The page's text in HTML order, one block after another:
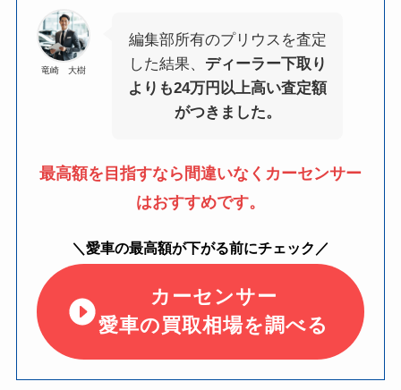
竜崎 大樹
編集部所有のプリウスを査定
した結果、 ディーラー下取り
よりも24万円以上高い査定額
がつきました。
最高額を目指すなら間違いなくカーセンサー
はおすすめです。
＼愛車の最高額が下がる前にチェック／
カーセンサー
愛車の買取相場を調べる